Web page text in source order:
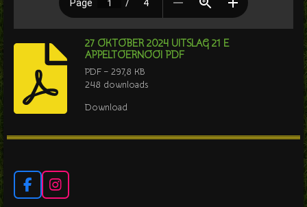
27 OKTOBER 2024 UITSLAG 21 E
APPELTOERNOOI PDF
PDF – 297,8 KB
248 downloads
Download
F
a
I
n